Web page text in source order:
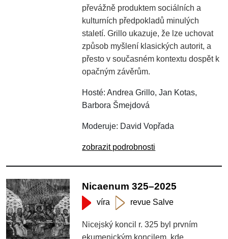
převážně produktem sociálních a
kulturních předpokladů minulých
staletí. Grillo ukazuje, že lze uchovat
způsob myšlení klasických autorit, a
přesto v současném kontextu dospět k
opačným závěrům.
Hosté: Andrea Grillo, Jan Kotas,
Barbora Šmejdová
Moderuje: David Vopřada
zobrazit podrobnosti
Nicaenum 325–2025
víra revue Salve
Nicejský koncil r. 325 byl prvním
ekumenickým koncilem, kde